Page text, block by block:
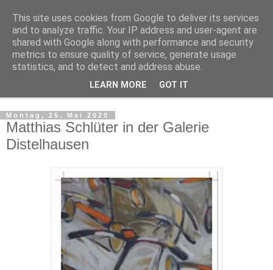
Regensburger Tagebuch
Notizen aus der nördlichsten Stadt Italiens
Montag, 25. Mai 2020
Matthias Schlüter in der Galerie
Distelhausen
This site uses cookies from Google to deliver its services
and to analyze traffic. Your IP address and user-agent are
shared with Google along with performance and security
metrics to ensure quality of service, generate usage
statistics, and to detect and address abuse.
LEARN MORE GOT IT